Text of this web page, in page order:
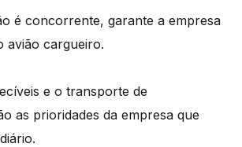
é concorrente, garante a empresa
avião cargueiro.
e o transporte de
as prioridades da empresa que